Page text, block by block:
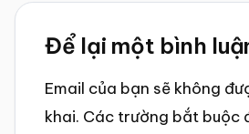
Reader
Interactions
Để lại một bình
Email của bạn sẽ không
khai. Các trường bắt buộc